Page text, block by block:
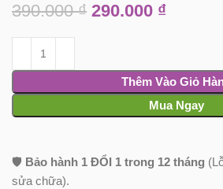
390.000₫ 290.000 ₫
Thêm Vào Giỏ
Mua Ngay
🛡️ Bảo hành 1 ĐỔI 1 trong 12 tháng
sửa chữa).